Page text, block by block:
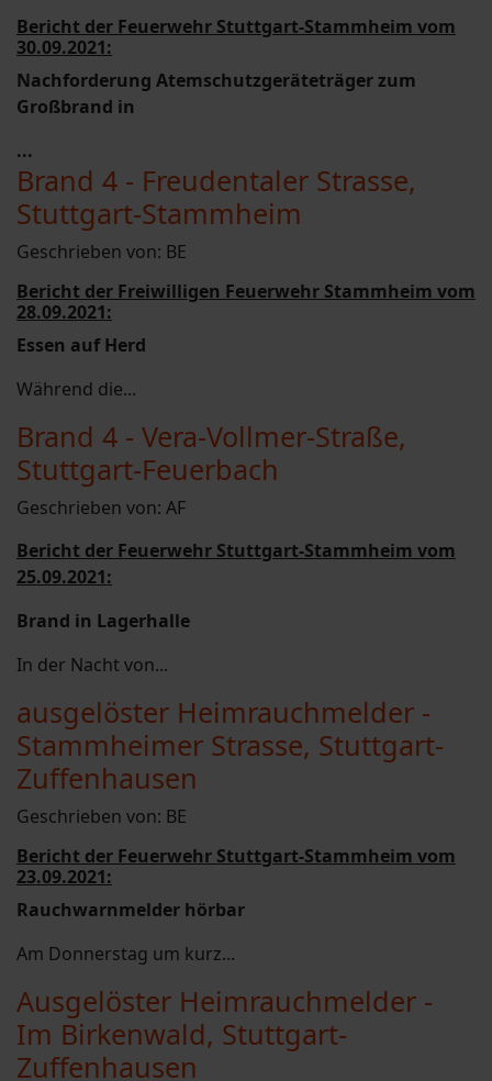
Bericht der Feuerwehr Stuttgart-Stammheim vom
30.09.2021:
Nachforderung Atemschutzgeräteträger zum
Großbrand in
...
Brand 4 - Freudentaler Strasse,
Stuttgart-Stammheim
Geschrieben von: BE
Bericht der Freiwilligen Feuerwehr Stammheim vom
28.09.2021:
Essen auf Herd
Während die...
Brand 4 - Vera-Vollmer-Straße,
Stuttgart-Feuerbach
Geschrieben von: AF
Bericht der Feuerwehr Stuttgart-Stammheim vom
25.09.2021:
Brand in Lagerhalle
In der Nacht von...
ausgelöster Heimrauchmelder -
Stammheimer Strasse, Stuttgart-
Zuffenhausen
Geschrieben von: BE
Bericht der Feuerwehr Stuttgart-Stammheim vom
23.09.2021:
Rauchwarnmelder hörbar
Am Donnerstag um kurz...
Ausgelöster Heimrauchmelder -
Im Birkenwald, Stuttgart-
Zuffenhausen